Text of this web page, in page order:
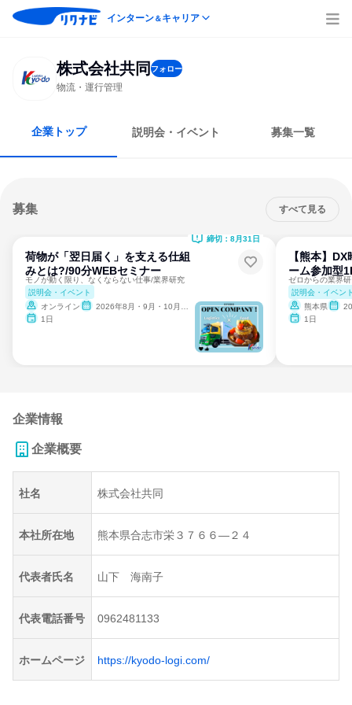
インターン＆キャリア
株式会社共同 フォロー
物流・運行管理
企業トップ 説明会・イベント 募集一覧
募集 すべて見る
荷物が「翌日届く」を支える仕組
みとは?/90分WEBセミナー
モノが動く限り、なくならない仕事/業界研究
説明会・イベント
オンライン
2026年8月・9月・10月・11月
1日
締切：8月31日
【熊本】
ーム参加型
説明会・イベン
熊本県
1日
企業情報
企業概要
社名 株式会社共同
本社所在地 熊本県合志市栄３７６６―２４
代表者氏名 山下 海南子
代表電話番号 0962481133
ホームページ https://kyodo-logi.com/